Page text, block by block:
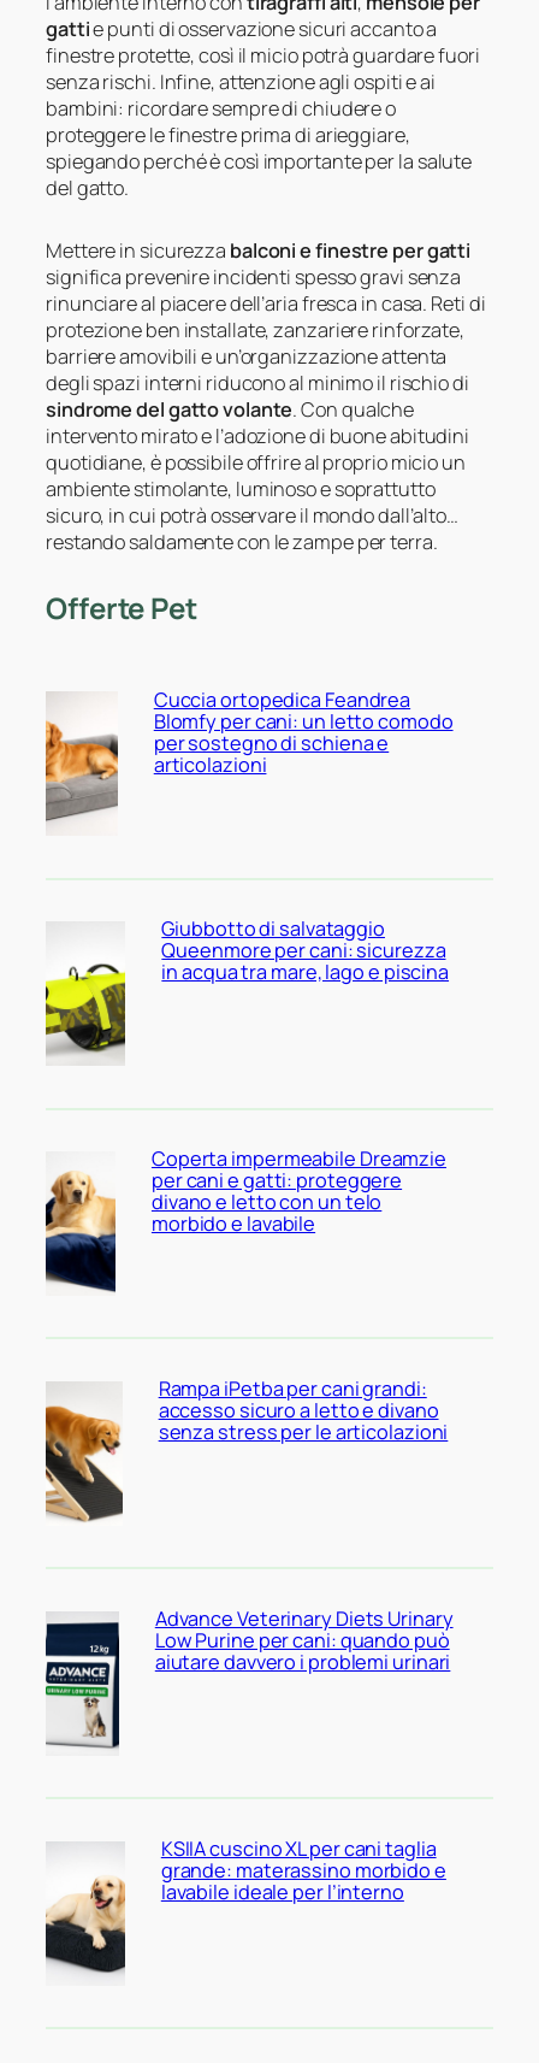
gattie punti di osservazione sicuri accanto a
finestre protette, così il micio potrà guardare fuori
senza rischi. Infine, attenzione agli ospiti e ai
bambini: ricordare sempre di chiudere o
proteggere le finestre prima di arieggiare,
spiegando perché è così importante per la salute
del gatto.
Mettere in sicurezza balconi e finestre per gatti
significa prevenire incidenti spesso gravi senza
rinunciare al piacere dell’aria fresca in casa. Reti di
protezione ben installate, zanzariere rinforzate,
barriere amovibili e un’organizzazione attenta
degli spazi interni riducono al minimo il rischio di
sindrome del gatto volante. Con qualche
intervento mirato e l’adozione di buone abitudini
quotidiane, è possibile offrire al proprio micio un
ambiente stimolante, luminoso e soprattutto
sicuro, in cui potrà osservare il mondo dall’alto…
restando saldamente con le zampe per terra.
Offerte Pet
Cuccia ortopedica Feandrea
Blomfy per cani: un letto comodo
per sostegno di schiena e
articolazioni
Giubbotto di salvataggio
Queenmore per cani: sicurezza
in acqua tra mare, lago e piscina
Coperta impermeabile Dreamzie
per cani e gatti: proteggere
divano e letto con un telo
morbido e lavabile
Rampa iPetba per cani grandi:
accesso sicuro a letto e divano
senza stress per le articolazioni
Advance Veterinary Diets Urinary
Low Purine per cani: quando può
aiutare davvero i problemi urinari
KSIIA cuscino XL per cani taglia
grande: materassino morbido e
lavabile ideale per l’interno